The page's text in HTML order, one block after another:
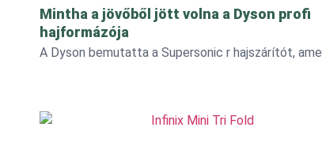
Mintha a jövőből jött volna a Dyson profi
hajformázója
A Dyson bemutatta a Supersonic r hajszárítót,